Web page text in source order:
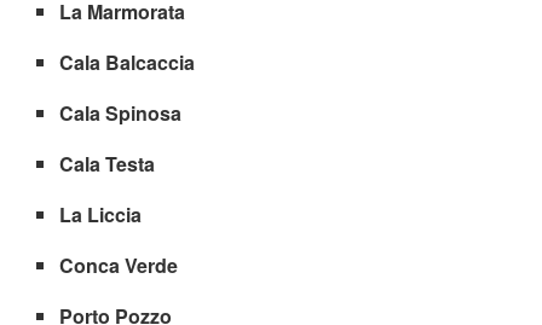
La Marmorata
Cala Balcaccia
Cala Spinosa
Cala Testa
La Liccia
Conca Verde
Porto Pozzo